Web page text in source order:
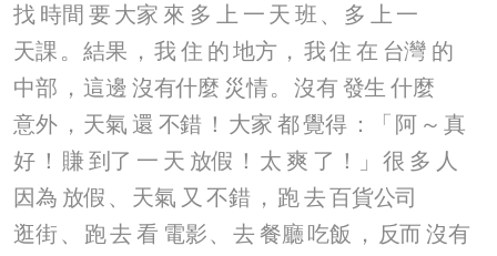
找 時間 要 大家 來 多 上 一 天 班、 多 上 一
天課 。 結果 ， 我 住 的地方 ， 我住 在 台灣 的
中部 ， 這邊 沒有什麼 災情。 沒有 發生 什麼
意外 ， 天氣 還 不錯 ！ 大家 都覺得 ：「 阿 ～ 真
好 ！ 賺到了 一 天 放假 ！ 太 爽 了 ！」 很 多 人
因為 放假 、 天氣 又不錯 ， 跑去百貨公司
逛街 、 跑去 看 電影、 去 餐廳吃飯 ， 反而 沒有